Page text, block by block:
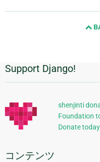
ペ
ー
追
加
的
な
報
Support Django!
shenjinti
Foundation
Donate
コンテンツ